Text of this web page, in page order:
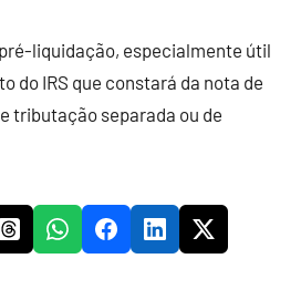
liquidação, especialmente útil
do IRS que constará da nota de
tributação separada ou de